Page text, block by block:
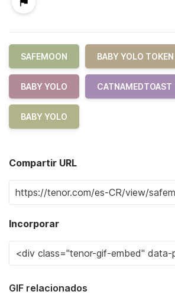
SAFEMOON BABY YOLO TOKEN
BABY YOLO CATNAMEDTOAST
BABY YOLO
Compartir URL
Incorporar
GIF relacionados